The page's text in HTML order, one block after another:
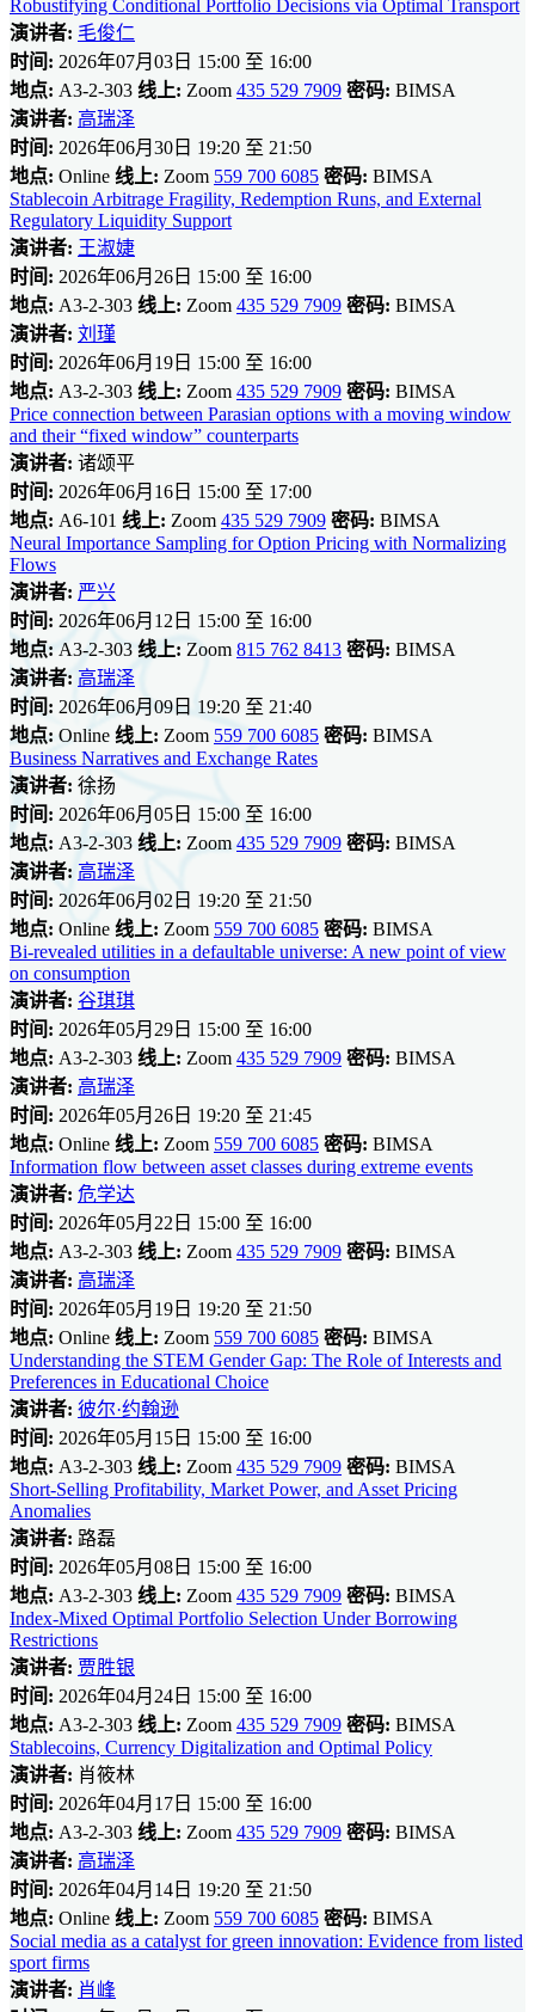
Robustifying Conditional Portfolio Decisions via Optimal Transport
演讲者: 毛俊仁
时间: 2026年07月03日 15:00 至 16:00
地点: A3-2-303 线上: Zoom 435 529 7909 密码: BIMSA
演讲者: 高瑞泽
时间: 2026年06月30日 19:20 至 21:50
地点: Online 线上: Zoom 559 700 6085 密码: BIMSA
Stablecoin Arbitrage Fragility, Redemption Runs, and External
Regulatory Liquidity Support
演讲者: 王淑婕
时间: 2026年06月26日 15:00 至 16:00
地点: A3-2-303 线上: Zoom 435 529 7909 密码: BIMSA
演讲者: 刘瑾
时间: 2026年06月19日 15:00 至 16:00
地点: A3-2-303 线上: Zoom 435 529 7909 密码: BIMSA
Price connection between Parasian options with a moving window
and their “fixed window” counterparts
演讲者: 诸颂平
时间: 2026年06月16日 15:00 至 17:00
地点: A6-101 线上: Zoom 435 529 7909 密码: BIMSA
Neural Importance Sampling for Option Pricing with Normalizing
Flows
演讲者: 严兴
时间: 2026年06月12日 15:00 至 16:00
地点: A3-2-303 线上: Zoom 815 762 8413 密码: BIMSA
演讲者: 高瑞泽
时间: 2026年06月09日 19:20 至 21:40
地点: Online 线上: Zoom 559 700 6085 密码: BIMSA
Business Narratives and Exchange Rates
演讲者: 徐扬
时间: 2026年06月05日 15:00 至 16:00
地点: A3-2-303 线上: Zoom 435 529 7909 密码: BIMSA
演讲者: 高瑞泽
时间: 2026年06月02日 19:20 至 21:50
地点: Online 线上: Zoom 559 700 6085 密码: BIMSA
Bi-revealed utilities in a defaultable universe: A new point of view
on consumption
演讲者: 谷琪琪
时间: 2026年05月29日 15:00 至 16:00
地点: A3-2-303 线上: Zoom 435 529 7909 密码: BIMSA
演讲者: 高瑞泽
时间: 2026年05月26日 19:20 至 21:45
地点: Online 线上: Zoom 559 700 6085 密码: BIMSA
Information flow between asset classes during extreme events
演讲者: 危学达
时间: 2026年05月22日 15:00 至 16:00
地点: A3-2-303 线上: Zoom 435 529 7909 密码: BIMSA
演讲者: 高瑞泽
时间: 2026年05月19日 19:20 至 21:50
地点: Online 线上: Zoom 559 700 6085 密码: BIMSA
Understanding the STEM Gender Gap: The Role of Interests and
Preferences in Educational Choice
演讲者: 彼尔·约翰逊
时间: 2026年05月15日 15:00 至 16:00
地点: A3-2-303 线上: Zoom 435 529 7909 密码: BIMSA
Short-Selling Profitability, Market Power, and Asset Pricing
Anomalies
演讲者: 路磊
时间: 2026年05月08日 15:00 至 16:00
地点: A3-2-303 线上: Zoom 435 529 7909 密码: BIMSA
Index-Mixed Optimal Portfolio Selection Under Borrowing
Restrictions
演讲者: 贾胜银
时间: 2026年04月24日 15:00 至 16:00
地点: A3-2-303 线上: Zoom 435 529 7909 密码: BIMSA
Stablecoins, Currency Digitalization and Optimal Policy
演讲者: 肖筱林
时间: 2026年04月17日 15:00 至 16:00
地点: A3-2-303 线上: Zoom 435 529 7909 密码: BIMSA
演讲者: 高瑞泽
时间: 2026年04月14日 19:20 至 21:50
地点: Online 线上: Zoom 559 700 6085 密码: BIMSA
Social media as a catalyst for green innovation: Evidence from listed
sport firms
演讲者: 肖峰